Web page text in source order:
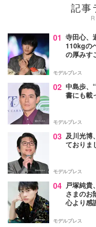
記事
01 寺田心、
110kgの
の厚みす
モデルプレス
02 中島歩、
書にも載
モデルプレス
03 及川光博
ておりま
モデルプレス
04 戸塚純貴
さまのお
心より感
モデルプレス